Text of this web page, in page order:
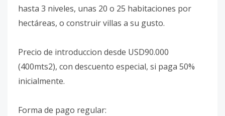
hasta 3 niveles, unas 20 o 25 habitaciones por
hectáreas, o construir villas a su gusto.
Precio de introduccion desde USD90.000
(400mts2), con descuento especial, si paga 50%
inicialmente.
Forma de pago regular: